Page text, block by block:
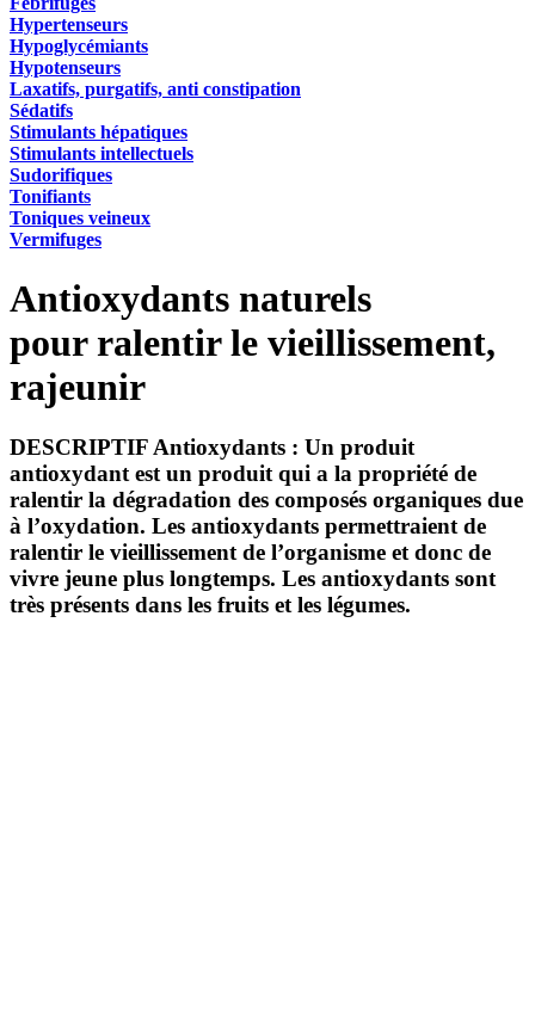
Hypertenseurs
Hypoglycémiants
Hypotenseurs
Laxatifs, purgatifs, anti constipation
Sédatifs
Stimulants hépatiques
Stimulants intellectuels
Sudorifiques
Tonifiants
Toniques veineux
Vermifuges
Antioxydants naturels
pour ralentir le vieillissement,
rajeunir
DESCRIPTIFAntioxydants : Un produit
antioxydant est un produit qui a la propriété de
ralentir la dégradation des composés organiques due
à l’oxydation. Les antioxydants permettraient de
ralentir le vieillissement de l’organisme et donc de
vivre jeune plus longtemps. Les antioxydants sont
très présents dans les fruits et les légumes.